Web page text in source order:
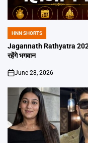
POSTED
IN
HNN SHORTS
Jagannath Rathyatra 2026:
रहेंगे भगवान
on
June 28, 2026